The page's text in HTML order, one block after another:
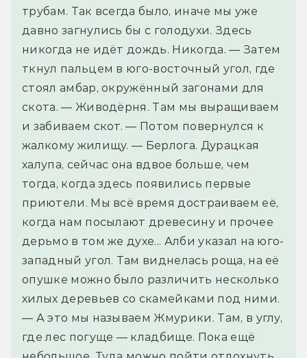
трубам. Так всегда было, иначе мы уже
давно загнулись бы с голодухи. Здесь
никогда не идёт дождь. Никогда. — Затем
ткнул пальцем в юго-восточный угол, где
стоял амбар, окружённый загонами для
скота. — Живодёрня. Там мы выращиваем
и забиваем скот. — Потом повернулся к
жалкому жилищу. — Берлога. Дурацкая
халупа, сейчас она вдвое больше, чем
тогда, когда здесь появились первые
приютели. Мы всё время достраиваем её,
когда нам посылают древесину и прочее
дерьмо в том же духе... Алби указал на юго-
западный угол. Там виднелась роща, на её
опушке можно было различить несколько
хилых деревьев со скамейками под ними.
— А это мы называем Жмурики. Там, в углу,
где лес погуще — кладбище. Пока ещё